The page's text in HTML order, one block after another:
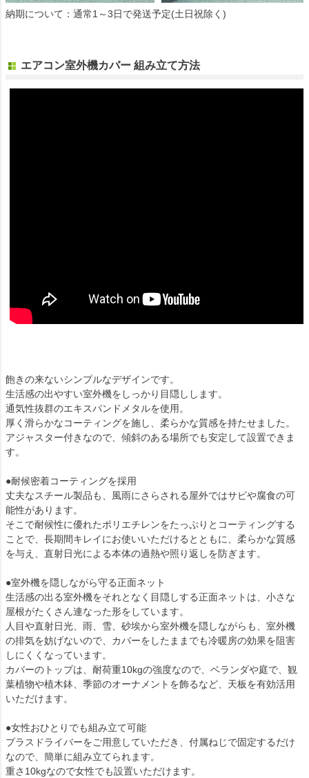
納期について：通常1～3日で発送予定(土日祝除く)
エアコン室外機カバー 組み立て方法
飽きの来ないシンプルなデザインです。
生活感の出やすい室外機をしっかり目隠しします。
通気性抜群のエキスパンドメタルを使用。
厚く滑らかなコーティングを施し、柔らかな質感を持たせました。
アジャスター付きなので、傾斜のある場所でも安定して設置できま
す。
●耐候密着コーティングを採用
丈夫なスチール製品も、風雨にさらされる屋外ではサビや腐食の可
能性があります。
そこで耐候性に優れたポリエチレンをたっぷりとコーティングする
ことで、長期間キレイにお使いいただけるとともに、柔らかな質感
を与え、直射日光による本体の過熱や照り返しを防ぎます。
●室外機を隠しながら守る正面ネット
生活感の出る室外機をそれとなく目隠しする正面ネットは、小さな
屋根がたくさん連なった形をしています。
人目や直射日光、雨、雪、砂埃から室外機を隠しながらも、室外機
の排気を妨げないので、カバーをしたままでも冷暖房の効果を阻害
しにくくなっています。
カバーのトップは、耐荷重10kgの強度なので、ベランダや庭で、観
葉植物や植木鉢、季節のオーナメントを飾るなど、天板を有効活用
いただけます。
●女性おひとりでも組み立て可能
プラスドライバーをご用意していただき、付属ねじで固定するだけ
なので、簡単に組み立てられます。
重さ10kgなので女性でも設置いただけます。